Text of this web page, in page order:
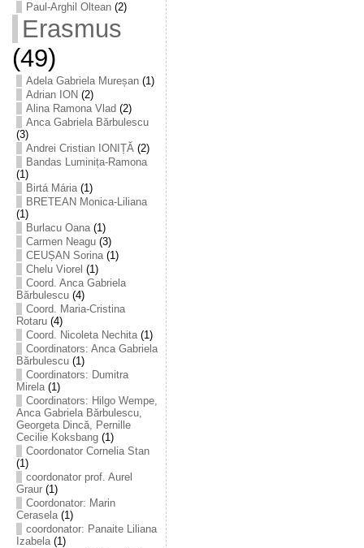
Paul-Arghil Oltean(2)
Erasmus
(49)
Adela Gabriela Mureșan(1)
Adrian ION (2)
Alina Ramona Vlad (2)
Anca Gabriela Bărbulescu
(3)
Andrei Cristian IONIȚĂ(2)
Bandas Luminița-Ramona
(1)
Birtá Mária(1)
BRETEAN Monica-Liliana
(1)
Burlacu Oana(1)
Carmen Neagu(3)
CEUȘAN Sorina(1)
Chelu Viorel (1)
Coord. Anca Gabriela
Bărbulescu(4)
Coord. Maria-Cristina
Rotaru(4)
Coord. Nicoleta Nechita(1)
Coordinators: Anca Gabriela
Bărbulescu(1)
Coordinators: Dumitra
Mirela(1)
Coordinators: Hilgo Wempe,
Anca Gabriela Bărbulescu,
Georgeta Dincă, Pernille
Cecilie Koksbang(1)
Coordonator Cornelia Stan
(1)
coordonator prof. Aurel
Graur(1)
Coordonator: Marin
Cerasela(1)
coordonator: Panaite Liliana
Izabela(1)